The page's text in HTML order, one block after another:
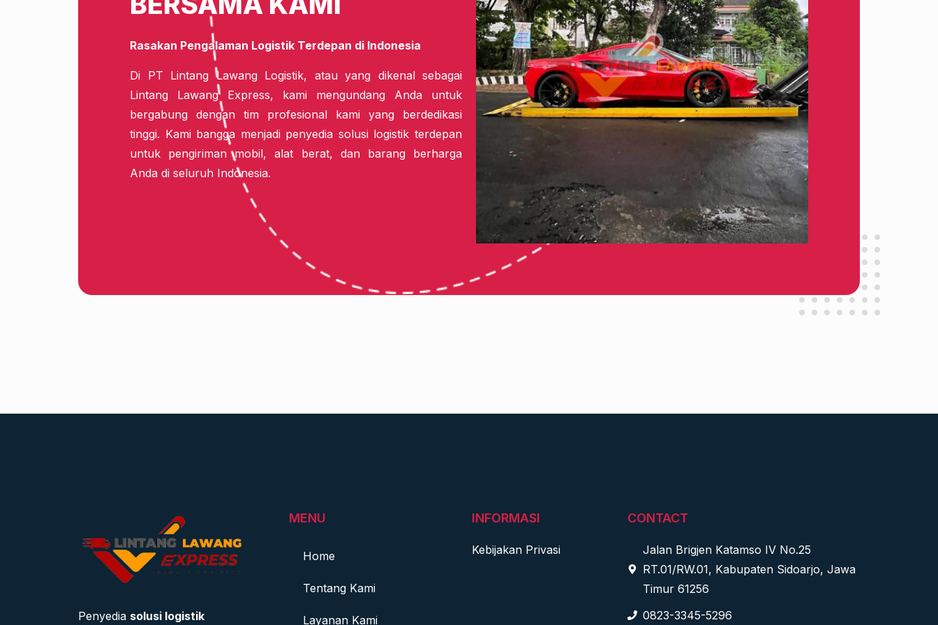
Rasakan Pengalaman Logistik Terdepan di Indonesia
Di PT Lintang Lawang Logistik, atau yang dikenal sebagai
Lintang Lawang Express, kami mengundang Anda untuk
bergabung dengan tim profesional kami yang berdedikasi
tinggi. Kami bangga menjadi penyedia solusi logistik terdepan
untuk pengiriman mobil, alat berat, dan barang berharga
Anda di seluruh Indonesia.
Penyedia solusi logistik
MENU
Home
Tentang Kami
Layanan Kami
INFORMASI
Kebijakan Privasi
CONTACT
Jalan Brigjen Katamso IV No.25
RT.01/RW.01, Kabupaten Sidoarjo, Jawa
Timur 61256
0823-3345-5296